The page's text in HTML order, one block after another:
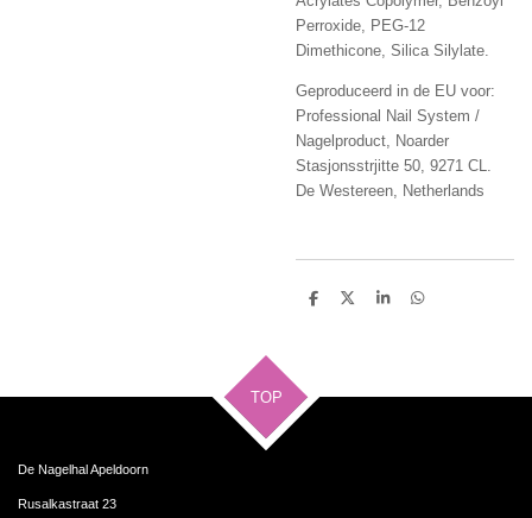
Perroxide, PEG-12
Dimethicone, Silica Silylate.
Geproduceerd in de EU voor:
Professional Nail System /
Nagelproduct, Noarder
Stasjonsstrjitte 50, 9271 CL.
De Westereen, Netherlands
D
D
S
D
TOP
De Nagelhal Apeldoorn
Rusalkastraat 23